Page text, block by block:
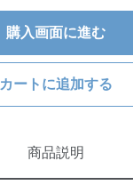
購入画面に進む
カートに追加する
商品説明